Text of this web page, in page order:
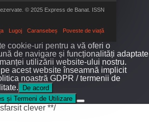
© 2025 Express de Banat. ISSN
Lugoj Caransebeș Poveste de viață
cookie-uri pentru a vă oferi o
de navigare și funcționalități adaptate
utilizării website-ului nostru.
acest website înseamnă implicit
noastră GDPR / termenii de
De acord
și Termeni de Utilizare
clever **/